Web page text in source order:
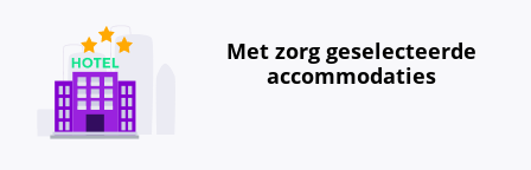
Met zorg geselecteerde
accommodaties